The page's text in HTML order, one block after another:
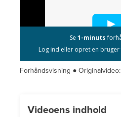
Forhåndsvisning ● Originalvideo:
Videoens indhold